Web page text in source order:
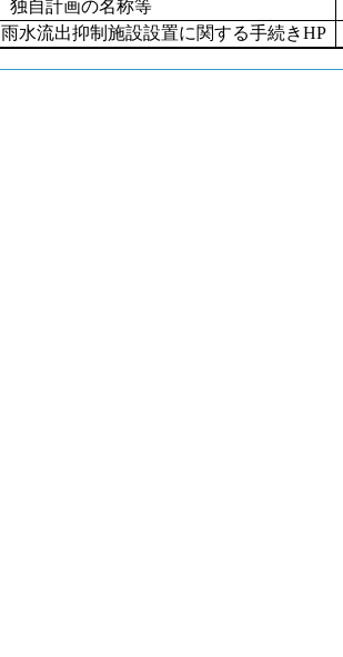
独自計画の名称等
雨水流出抑制施設設置に関する手続きHP